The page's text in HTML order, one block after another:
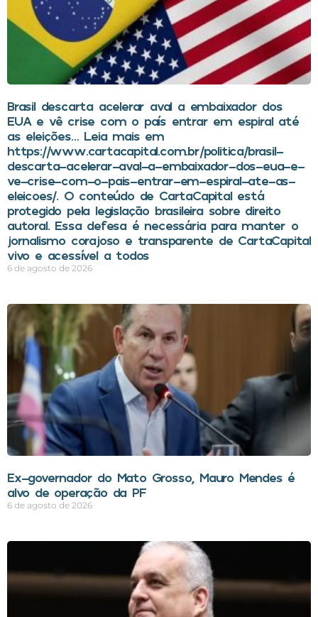
Brasil descarta acelerar aval a embaixador dos
EUA e vê crise com o país entrar em espiral até
as eleições… Leia mais em
https://www.cartacapital.com.br/politica/brasil-
descarta-acelerar-aval-a-embaixador-dos-eua-e-
ve-crise-com-o-pais-entrar-em-espiral-ate-as-
eleicoes/. O conteúdo de CartaCapital está
protegido pela legislação brasileira sobre direito
autoral. Essa defesa é necessária para manter o
jornalismo corajoso e transparente de CartaCapital
vivo e acessível a todos
6 de agosto de 2026
Ex-governador do Mato Grosso, Mauro Mendes é
alvo de operação da PF
6 de agosto de 2026